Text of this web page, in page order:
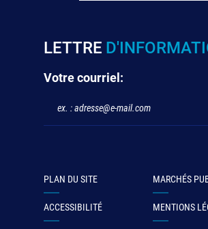
LETTRE
Votre courriel:
PLAN DU SITE MARCHÉS
ACCESSIBILITÉ MENTIONS